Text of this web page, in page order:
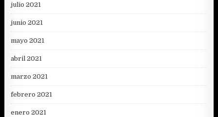
julio 2021
junio 2021
mayo 2021
abril 2021
marzo 2021
febrero 2021
enero 2021